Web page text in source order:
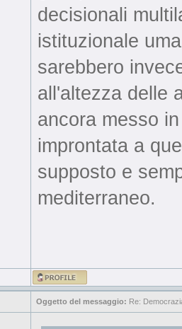
decisionali
istituzionale
sarebbero
all'altezza delle
ancora messo
improntata a
supposto e
mediterraneo.
Oggetto del messaggio: Re: